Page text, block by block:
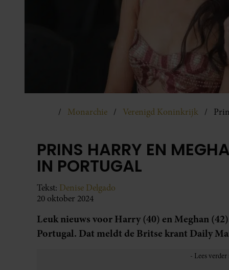
Monarchie Verenigd Koninkrijk
PRINS HARRY EN
IN PORTUGAL
Tekst: Denise Delgado
20 oktober 2024
Leuk nieuws voor Harry (40) en Meghan
Portugal. Dat meldt de Britse krant Daily